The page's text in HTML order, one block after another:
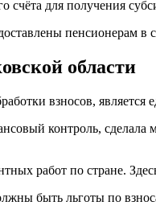
счёта для получения
пенсионерам
области
взносов, является
контроль,
работ по стране.
быть льготы по